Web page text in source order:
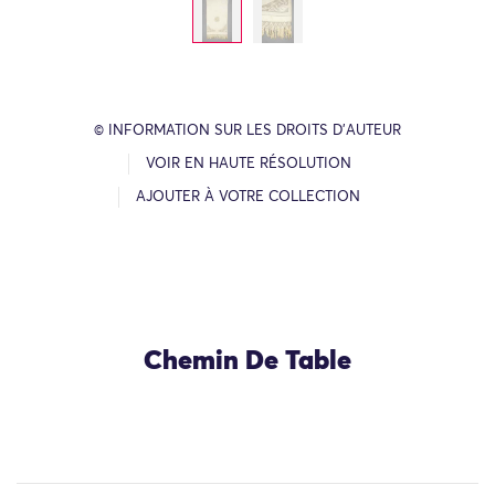
© INFORMATION SUR LES DROITS D’AUTEUR
VOIR EN HAUTE RÉSOLUTION
AJOUTER À VOTRE COLLECTION
Chemin De Table